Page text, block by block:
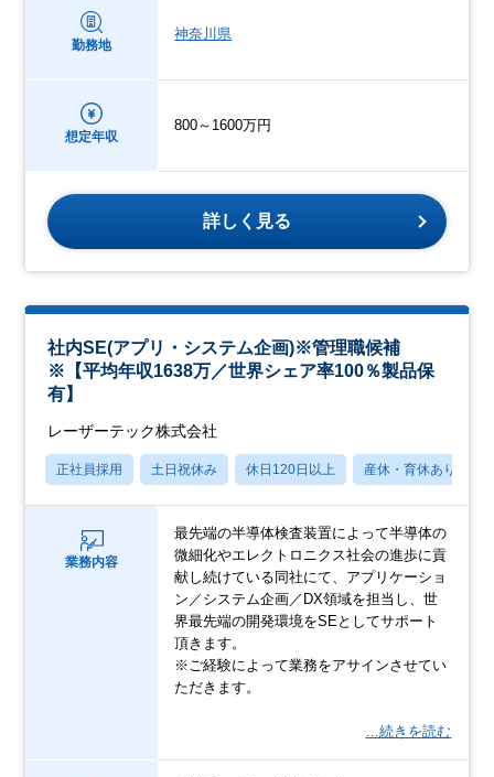
勤務地
神奈川県
想定年収
800～1600万円
詳しく見る
社内SE(アプリ・システム企画)※管理職候補
※【平均年収1638万／世界シェア率100％製品保
有】
レーザーテック株式会社
正社員採用 土日祝休み 休日120日以上 産休・育休あり
業務内容
最先端の半導体検査装置によって半導体の
微細化やエレクトロニクス社会の進歩に貢
献し続けている同社にて、アプリケーショ
ン／システム企画／DX領域を担当し、世
界最先端の開発環境をSEとしてサポート
頂きます。
※ご経験によって業務をアサインさせてい
ただきます。
…続きを読む